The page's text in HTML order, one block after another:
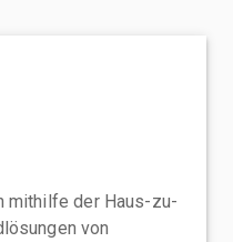
mithilfe der Haus-zu-
von